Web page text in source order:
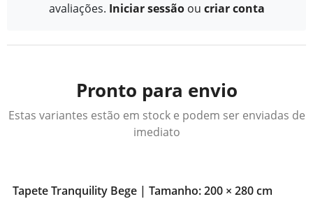
avaliações. Iniciar sessão ou criar conta
Pronto para envio
Estas variantes estão em stock e podem ser enviadas de
imediato
Tapete Tranquility Bege | Tamanho: 200 × 280 cm